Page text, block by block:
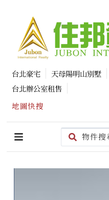
台北豪宅 天母陽明山別墅
台北辦公室租售
地圖快搜